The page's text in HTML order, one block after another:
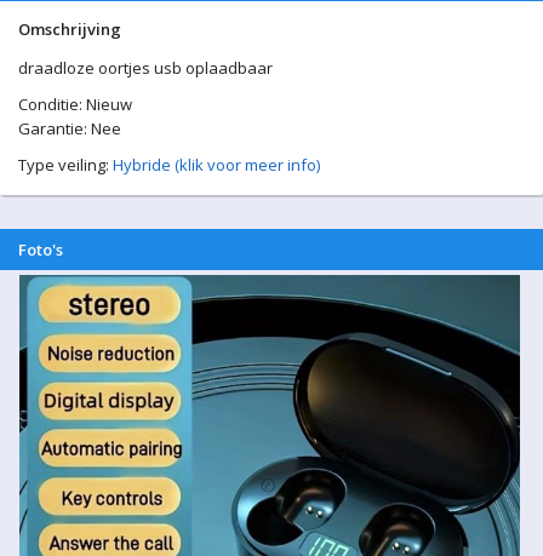
Omschrijving
draadloze oortjes usb oplaadbaar
Conditie: Nieuw
Garantie: Nee
Type veiling: Hybride (klik voor meer info)
Foto's